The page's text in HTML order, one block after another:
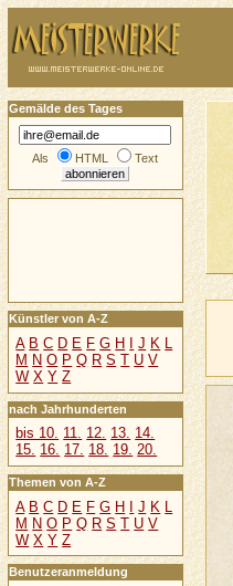
Gemälde des Tages
Als HTML Text
Künstler von A-Z
A B C D E F G H J K L
M N O P Q R S T U V
W X Y Z
nach Jahrhunderten
bis 10. 11. 12. 13. 14.
15. 16. 17. 18. 19. 20.
Themen von A-Z
A B C D E F G H I J K L
M N O P Q R S T U V
W X Y Z
Benutzeranmeldung